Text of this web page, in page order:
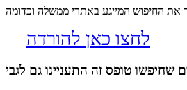
את החיפוש המייגע באתרי ממשלה וכדומה
לחצו כאן להורדה
שחיפשו טופס זה התעניינו גם לגבי